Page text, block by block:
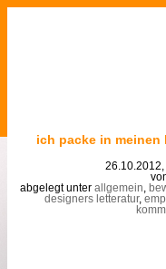
ich packe in
abgelegt unter allgemein
designers letteratur,